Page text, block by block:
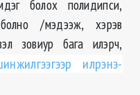
болох полидипси,
/мэдээж, хэрэв
зовиур бага илэрч,
илрэнэ-